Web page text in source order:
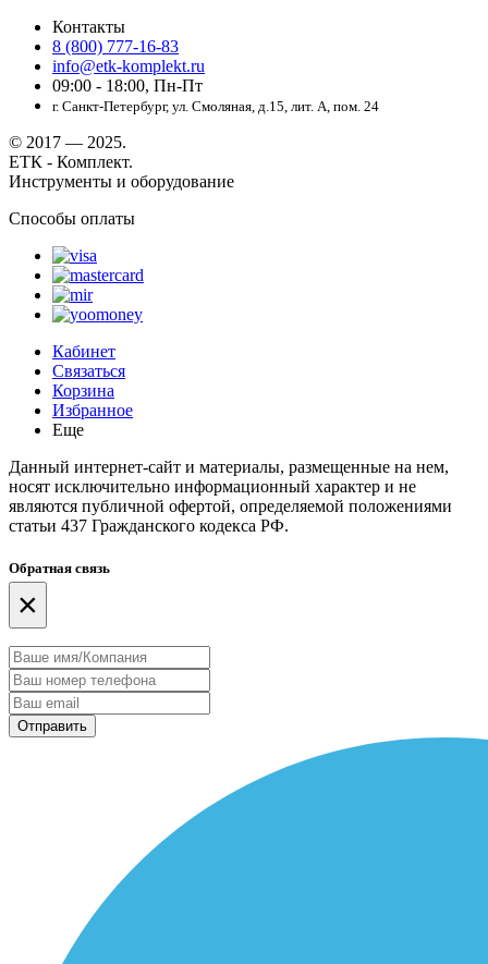
Контакты
8 (800) 777-16-83
info@etk-komplekt.ru
09:00 - 18:00, Пн-Пт
г. Санкт-Петербург, ул. Смоляная, д.15, лит. А, пом. 24
© 2017 — 2025.
ЕТК - Комплект.
Инструменты и оборудование
Способы оплаты
Кабинет
Связаться
Корзина
Избранное
Еще
Данный интернет-сайт и материалы, размещенные на нем,
носят исключительно информационный характер и не
являются публичной офертой, определяемой положениями
статьи 437 Гражданского кодекса РФ.
Обратная связь
×
Отправить